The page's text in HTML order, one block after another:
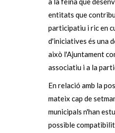
entitats que
participatiu i ric en
d'iniciatives és una
això l'Ajuntament
associatiu i a la
En relació amb la
mateix cap de
municipals n'han
possible